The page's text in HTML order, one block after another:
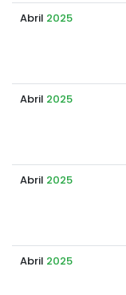
Abril 2025
Abril 2025
Abril 2025
Abril 2025